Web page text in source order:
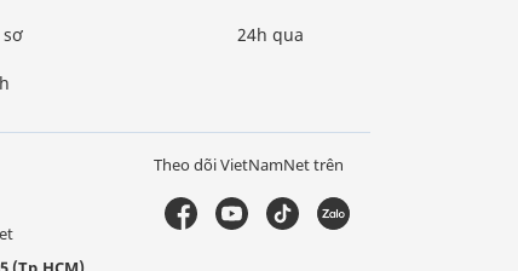
sơ 24h qua
Theo dõi VietNamNet trên